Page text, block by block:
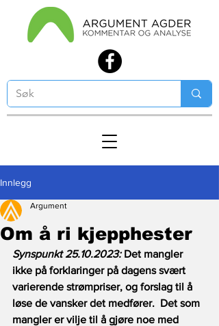
Innlegg
Om å ri kjepphester
Argument
Synspunkt 25.10.2023: Det mangler
ikke på forklaringer på dagens svært
varierende strømpriser, og forslag til å
løse de vansker det medfører.  Det som
mangler er vilje til å gjøre noe med